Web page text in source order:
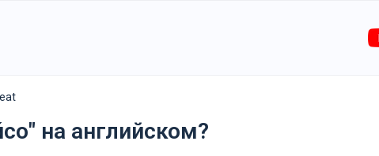
на английском?